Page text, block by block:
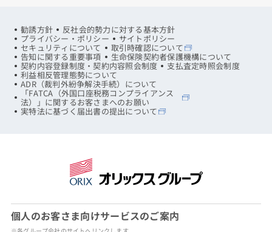
勧誘方針 反社会的勢力に対する基本方針
プライバシー・ポリシー サイトポリシー
セキュリティについて 取引時確認について
告知に関する重要事項 生命保険契約者保護機構について
契約内容登録制度・契約内容照会制度 支払査定時照会制度
利益相反管理態勢について
ADR（裁判外紛争解決手続）について
「FATCA（外国口座税務コンプライアンス
法）」に関するお客さまへのお願い
実特法に基づく届出書の提出について
個人のお客さま向けサービスのご案内